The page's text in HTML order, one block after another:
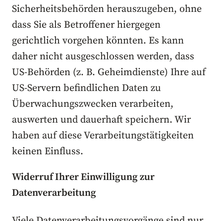
Sicherheitsbehörden herauszugeben, ohne
dass Sie als Betroffener hiergegen
gerichtlich vorgehen könnten. Es kann
daher nicht ausgeschlossen werden, dass
US-Behörden (z. B. Geheimdienste) Ihre auf
US-Servern befindlichen Daten zu
Überwachungszwecken verarbeiten,
auswerten und dauerhaft speichern. Wir
haben auf diese Verarbeitungstätigkeiten
keinen Einfluss.
Widerruf Ihrer Einwilligung zur
Datenverarbeitung